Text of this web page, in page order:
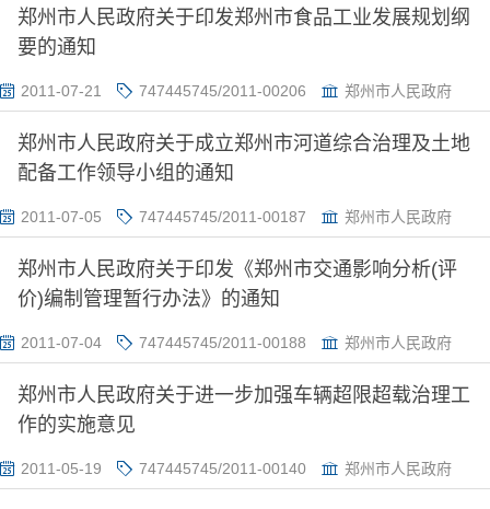
郑州市人民政府关于印发郑州市食品工业发展规划纲
要的通知
2011-07-21 747445745/2011-00206 郑州市人民政府
郑州市人民政府关于成立郑州市河道综合治理及土地
配备工作领导小组的通知
2011-07-05 747445745/2011-00187 郑州市人民政府
郑州市人民政府关于印发《郑州市交通影响分析(评
价)编制管理暂行办法》的通知
2011-07-04 747445745/2011-00188 郑州市人民政府
郑州市人民政府关于进一步加强车辆超限超载治理工
作的实施意见
2011-05-19 747445745/2011-00140 郑州市人民政府